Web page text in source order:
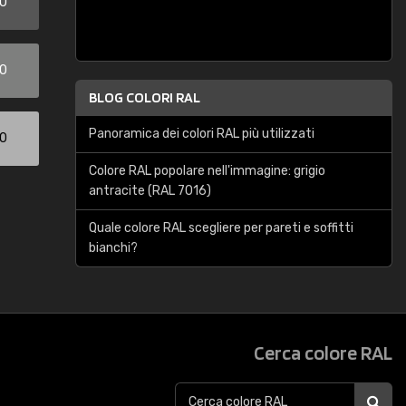
BLOG COLORI RAL
Panoramica dei colori RAL più utilizzati
Colore RAL popolare nell'immagine: grigio
antracite (RAL 7016)
Quale colore RAL scegliere per pareti e soffitti
bianchi?
Cerca colore RAL